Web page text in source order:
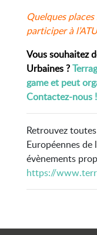
Quelques
participer à
Vous souhaitez
Urbaines ?
game et peut
Contactez-nous !
Retrouvez
Européennes
évènements
https://